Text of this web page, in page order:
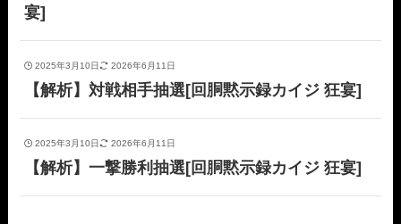
宴]
2025年3月10日 2026年6月11日
【解析】対戦相手抽選[回胴黙示録カイジ 狂宴]
2025年3月10日 2026年6月11日
【解析】一撃勝利抽選[回胴黙示録カイジ 狂宴]